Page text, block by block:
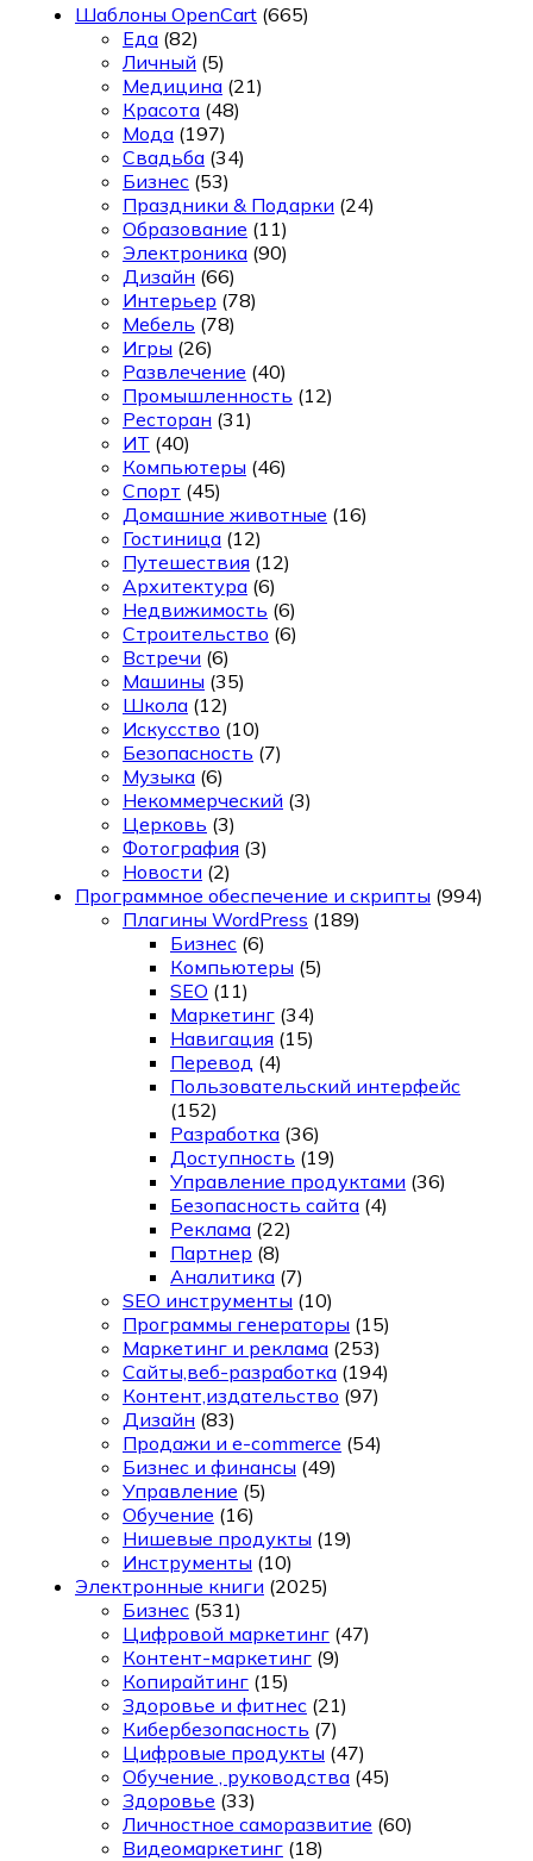
Шаблоны OpenCart (665)
Еда (82)
Личный (5)
Медицина (21)
Красота (48)
Мода (197)
Свадьба (34)
Бизнес (53)
Праздники & Подарки (24)
Образование (11)
Электроника (90)
Дизайн (66)
Интерьер (78)
Мебель (78)
Игры (26)
Развлечение (40)
Промышленность (12)
Ресторан (31)
ИТ (40)
Компьютеры (46)
Спорт (45)
Домашние животные (16)
Гостиница (12)
Путешествия (12)
Архитектура (6)
Недвижимость (6)
Строительство (6)
Встречи (6)
Машины (35)
Школа (12)
Искусство (10)
Безопасность (7)
Музыка (6)
Некоммерческий (3)
Церковь (3)
Фотография (3)
Новости (2)
Программное обеспечение и скрипты (994)
Плагины WordPress (189)
Бизнес (6)
Компьютеры (5)
SEO (11)
Маркетинг (34)
Навигация (15)
Перевод (4)
Пользовательский интерфейс
(152)
Разработка (36)
Доступность (19)
Управление продуктами (36)
Безопасность сайта (4)
Реклама (22)
Партнер (8)
Аналитика (7)
SEO инструменты (10)
Программы генераторы (15)
Маркетинг и реклама (253)
Сайты,веб-разработка (194)
Контент,издательство (97)
Дизайн (83)
Продажи и e-commerce (54)
Бизнес и финансы (49)
Управление (5)
Обучение (16)
Нишевые продукты (19)
Инструменты (10)
Электронные книги (2025)
Бизнес (531)
Цифровой маркетинг (47)
Контент-маркетинг (9)
Копирайтинг (15)
Здоровье и фитнес (21)
Кибербезопасность (7)
Цифровые продукты (47)
Обучение , руководства (45)
Здоровье (33)
Личностное саморазвитие (60)
Видеомаркетинг (18)